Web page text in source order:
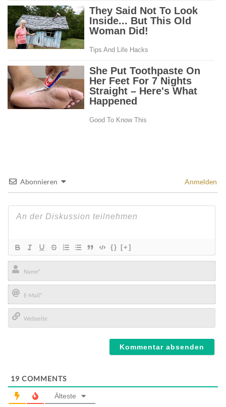
Abonnieren Anmelden
{} [+]
Name*
E-
Mail*
19 COMMENTS
Älteste